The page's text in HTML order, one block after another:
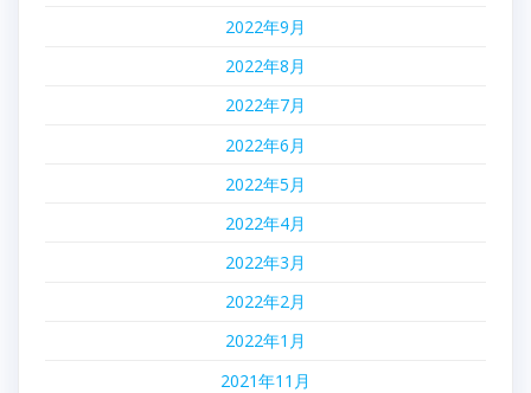
2022年9月
2022年8月
2022年7月
2022年6月
2022年5月
2022年4月
2022年3月
2022年2月
2022年1月
2021年11月